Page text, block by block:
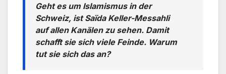
Geht es um Islamismus in der
Schweiz, ist Saïda Keller-Messahli
auf allen Kanälen zu sehen. Damit
schafft sie sich viele Feinde. Warum
tut sie sich das an?